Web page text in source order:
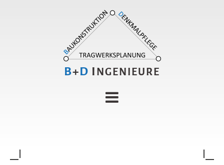
B+D I NGENIEURE